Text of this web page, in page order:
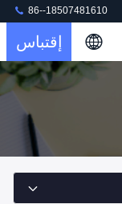
86--18507481610
إقتباس